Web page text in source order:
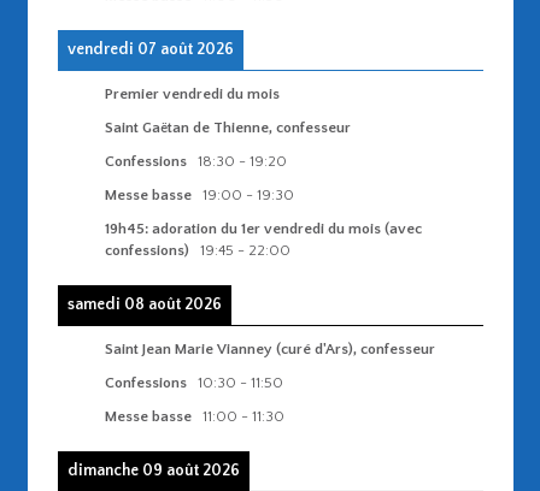
vendredi 07 août 2026
Premier vendredi du mois
Saint Gaëtan de Thienne, confesseur
Confessions
18:30 - 19:20
Messe basse
19:00 - 19:30
19h45: adoration du 1er vendredi du mois (avec
confessions)
19:45 - 22:00
samedi 08 août 2026
Saint Jean Marie Vianney (curé d'Ars), confesseur
Confessions
10:30 - 11:50
Messe basse
11:00 - 11:30
dimanche 09 août 2026